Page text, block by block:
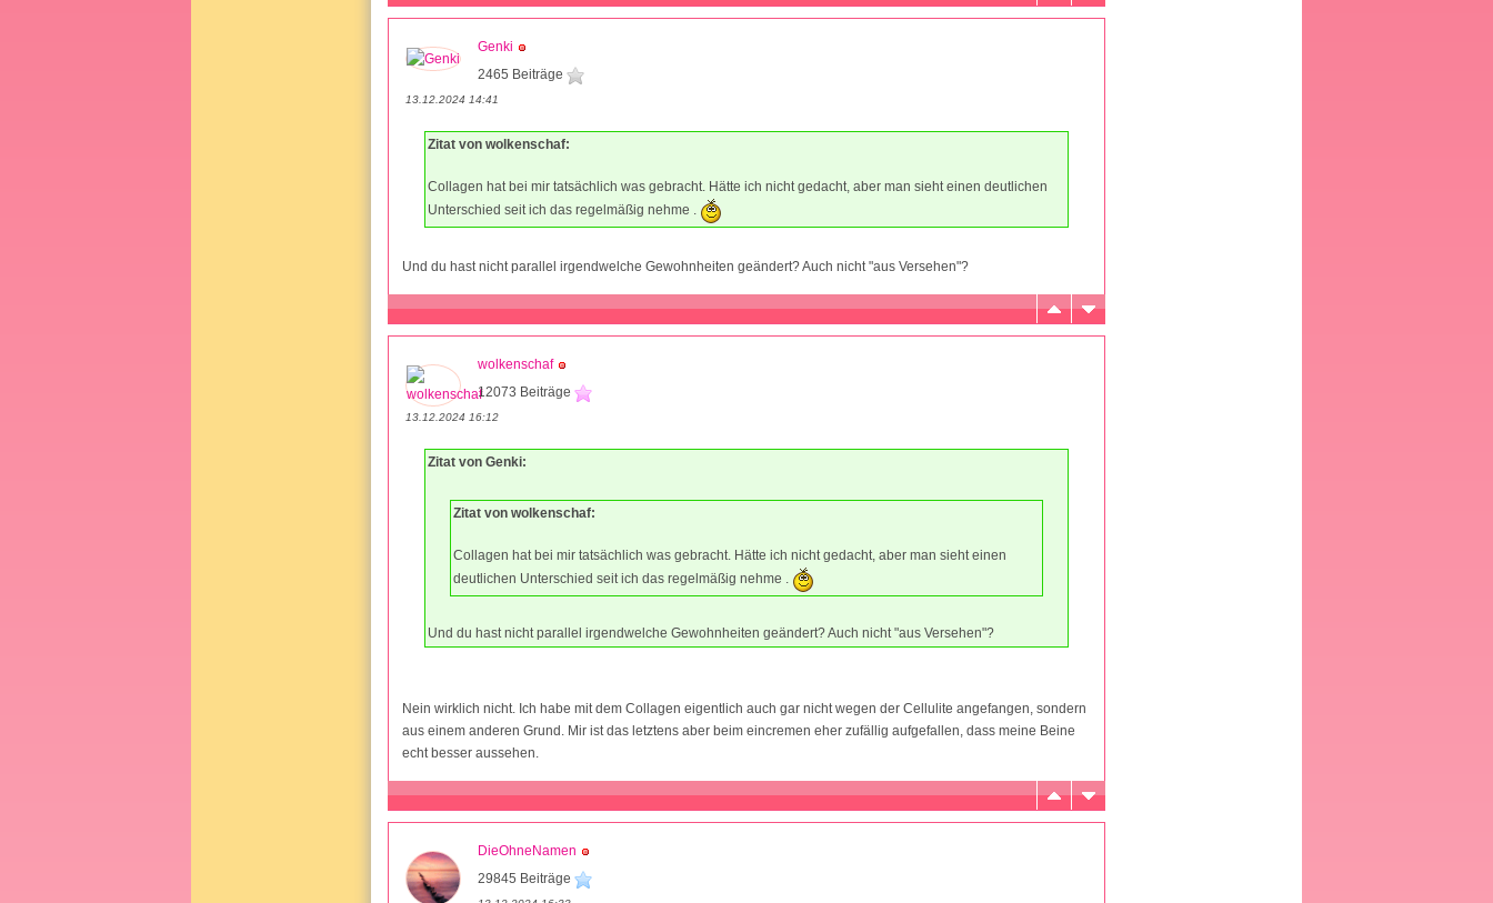
Genki
2465 Beiträge
13.12.2024 14:41
Zitat von wolkenschaf:
Collagen hat bei mir tatsächlich was gebracht. Hätte ich nicht gedacht, aber man sieht einen deutlichen
Unterschied seit ich das regelmäßig nehme .
Und du hast nicht parallel irgendwelche Gewohnheiten geändert? Auch nicht "aus Versehen"?
wolkenschaf
12073 Beiträge
13.12.2024 16:12
Zitat von Genki:
Zitat von wolkenschaf:
Collagen hat bei mir tatsächlich was gebracht. Hätte ich nicht gedacht, aber man sieht einen
deutlichen Unterschied seit ich das regelmäßig nehme .
Und du hast nicht parallel irgendwelche Gewohnheiten geändert? Auch nicht "aus Versehen"?
Nein wirklich nicht. Ich habe mit dem Collagen eigentlich auch gar nicht wegen der Cellulite angefangen, sondern
aus einem anderen Grund. Mir ist das letztens aber beim eincremen eher zufällig aufgefallen, dass meine Beine
echt besser aussehen.
DieOhneNamen
29845 Beiträge